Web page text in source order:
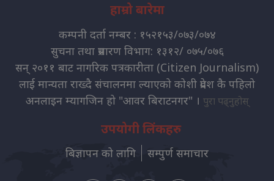
हाम्रो बारेमा
कम्पनी दर्ता नम्बर : १५२१५३/०७३/०७४
सुचना तथा प्रसारण विभाग: १३१२/ ०७५/०७६
सन् २०११ बाट नागरिक पत्रकारीता (Citizen Journalism)
लाई मान्यता राख्दै संचालनमा ल्याएको कोशी प्रदेश कै पहिलो
अनलाइन म्यागजिन हो "आवर बिराटनगर" । पुरा पढ्नुहोस्
उपयोगी लिंकहरु
बिज्ञापन को लागि सम्पुर्ण समाचार